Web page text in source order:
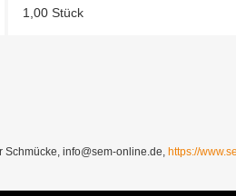
1,00 Stück
info@sem-online.de, https://